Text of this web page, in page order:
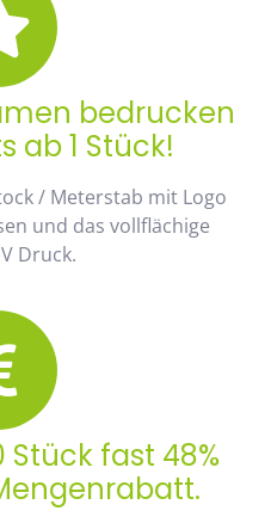
bedrucken
ab 1 Stück!
/ Meterstab mit Logo
und das vollflächige
Druck.
Stück fast 48%